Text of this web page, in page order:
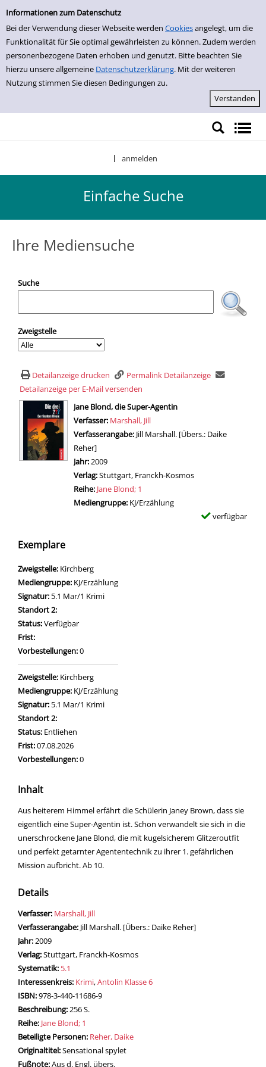
Einfache Suche
Informationen zum Datenschutz
Bei der Verwendung dieser Webseite werden Cookiesangelegt, um die
Funktionalität für Sie optimal gewährleisten zu können. Zudem werden
personenbezogene Daten erhoben und genutzt. Bitte beachten Sie
hierzu unsere allgemeine Datenschutzerklärung. Mit der weiteren
Nutzung stimmen Sie diesen Bedingungen zu.
Zur Detailanzeige springen
anmelden
Einfache Suche
Ihre Mediensuche
Suche
Zweigstelle
Detailanzeige drucken
Permalink Detailanzeige
Detailanzeige per E-Mail versenden
wird in neuem Tab geöffnet
Jane Blond, die Super-Agentin
Verfasser: Suche nach diesem Verfasser
Marshall, Jill
Verfasserangabe: Jill Marshall. [Übers.: Daike
Reher]
Jahr: 2009
Verlag:Stuttgart, Franckh-Kosmos
Reihe: Jane Blond; 1
Mediengruppe: KJ/Erzählung
verfügbar
Exemplare
Zweigstelle: Kirchberg
Mediengruppe: KJ/Erzählung
Signatur: 5.1 Mar/1 Krimi
Standort 2:
Status:Verfügbar
Frist:
Vorbestellungen:0
Zweigstelle: Kirchberg
Mediengruppe: KJ/Erzählung
Signatur: 5.1 Mar/1 Krimi
Standort 2:
Status: Entliehen
Frist:07.08.2026
Vorbestellungen:0
Inhalt
Aus heiterem Himmel erfährt die Schülerin Janey Brown, dass sie
eigentlich eine Super-Agentin ist. Schon verwandelt sie sich in die
unerschrockene Jane Blond, die mit kugelsicherem Glitzeroutfit
und perfekt getarnter Agententechnik zu ihrer 1. gefährlichen
Mission aufbricht. Ab 10.
Details
Verfasser: Suche nach diesem Verfasser
Marshall, Jill
Verfasserangabe: Jill Marshall. [Übers.: Daike Reher]
Jahr: 2009
Verlag:Stuttgart, Franckh-Kosmos
opens in new tab
Diesen Link in neuem Tab öffnen
Systematik: Suche nach dieser Systematik
5.1
Interessenkreis: Suche nach diesem Interessenskreis
Krimi,Antolin Klasse 6
ISBN:978-3-440-11686-9
Beschreibung: 256 S.
Reihe: Jane Blond; 1
Beteiligte Personen: Suche nach dieser Beteiligten Person
Reher, Daike
Originaltitel:Sensational spylet
Fußnote:Aus d. Engl. übers.